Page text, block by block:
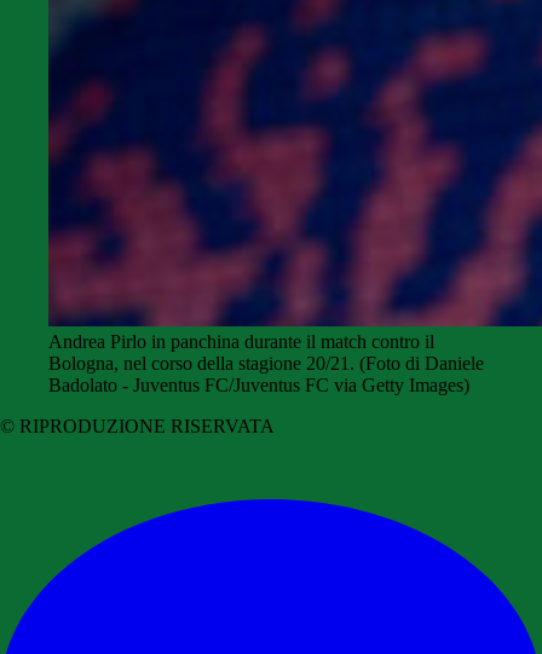
Andrea Pirlo in panchina durante il match contro il
Bologna, nel corso della stagione 20/21. (Foto di Daniele
Badolato - Juventus FC/Juventus FC via Getty Images)
© RIPRODUZIONE RISERVATA